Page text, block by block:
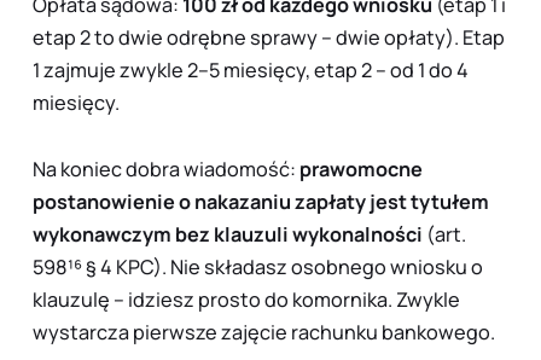
etap 2 to dwie odrębne sprawy – dwie opłaty). Etap
1 zajmuje zwykle 2–5 miesięcy, etap 2 – od 1 do 4
miesięcy.
Na koniec dobra wiadomość: prawomocne
postanowienie o nakazaniu zapłaty jest tytułem
wykonawczym bez klauzuli wykonalności (art.
598¹⁶ § 4 KPC). Nie składasz osobnego wniosku o
klauzulę – idziesz prosto do komornika. Zwykle
wystarcza pierwsze zajęcie rachunku bankowego.